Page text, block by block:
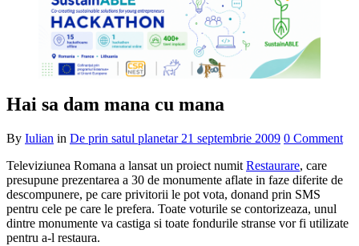
Hai sa dam mana cu mana
By Iulian in De prin satul planetar 21 septembrie 2009 0 Comment
Televiziunea Romana a lansat un proiect numit Restaurare, care
presupune prezentarea a 30 de monumente aflate in faze diferite de
descompunere, pe care privitorii le pot vota, donand prin SMS
pentru cele pe care le prefera. Toate voturile se contorizeaza, unul
dintre monumente va castiga si toate fondurile stranse vor fi utilizate
pentru a-l restaura.